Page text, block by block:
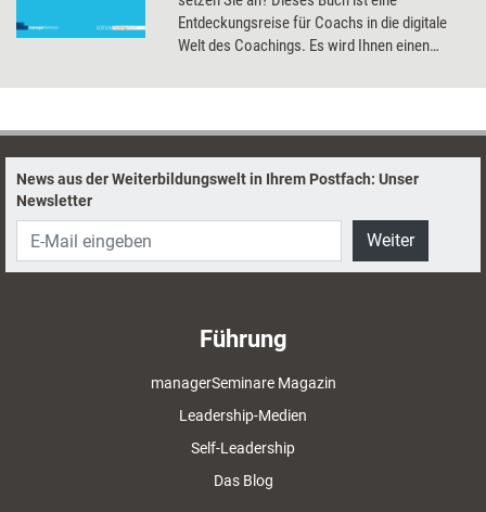
Entdeckungsreise für Coachs in die digitale
Welt des Coachings. Es wird Ihnen einen
verschaffen und Ihnen verschiedene
betreten. Vielleicht werden Sie die digitalen
Möglichkeiten als Erweiterung Ihres
Repertoires begreifen, die Ihnen ganz neue
Finden Sie das für Sie passende Format - von
ganz einfach und nahezu vertraut bis
hochkomplex und ausgereift. Und entdecken
Ebene funktionieren.
News aus der Weiterbildungswelt in Ihrem Postfach: Unser
Newsletter
Weiter
Führung
managerSeminare Magazin
Leadership-Medien
Self-Leadership
Das Blog